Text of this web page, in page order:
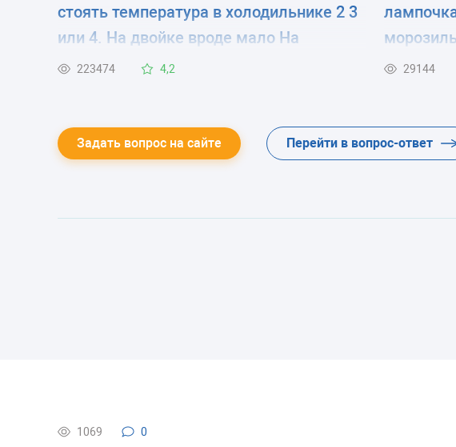
стоять температура в холодильнике 2 3
или 4. На двойке вроде мало На
четверку ставлю летом сказали нельзя
223474 4,2
обычная
29144
Задать вопрос на сайте Перейти в вопрос-ответ
1069 0